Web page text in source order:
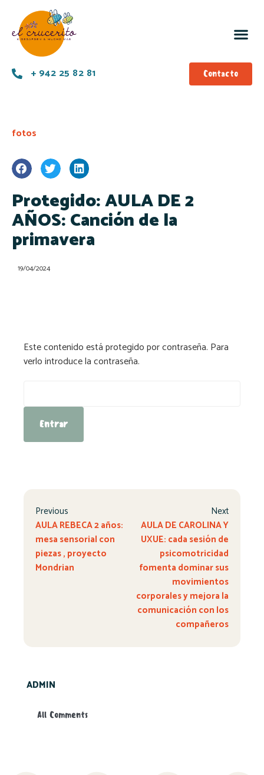
+ 942 25 82 81 Contacto
fotos
Protegido: AULA DE 2
AÑOS: Canción de la
primavera
19/04/2024
Este contenido está protegido por contraseña. Para
verlo introduce la contraseña.
Previous
AULA REBECA 2 años:
mesa sensorial con
piezas , proyecto
Mondrian
Next
AULA DE CAROLINA Y
UXUE: cada sesión de
psicomotricidad
fomenta dominar sus
movimientos
corporales y mejora la
comunicación con los
compañeros
ADMIN
All Comments